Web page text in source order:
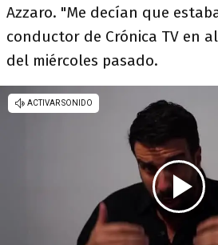
Azzaro. "Me decían que
conductor de Crónica TV en
del miércoles pasado.